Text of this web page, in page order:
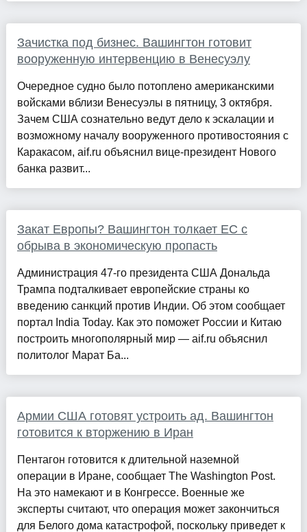
Зачистка под бизнес. Вашингтон готовит
вооруженную интервенцию в Венесуэлу
Очередное судно было потоплено американскими
войсками вблизи Венесуэлы в пятницу, 3 октября.
Зачем США сознательно ведут дело к эскалации и
возможному началу вооруженного противостояния с
Каракасом, aif.ru объяснил вице-президент Нового
банка развит...
Закат Европы? Вашингтон толкает ЕС с
обрыва в экономическую пропасть
Администрация 47-го президента США Дональда
Трампа подталкивает европейские страны ко
введению санкций против Индии. Об этом сообщает
портал India Today. Как это поможет России и Китаю
построить многополярный мир — aif.ru объяснил
политолог Марат Ба...
Армии США готовят устроить ад. Вашингтон
готовится к вторжению в Иран
Пентагон готовится к длительной наземной
операции в Иране, сообщает The Washington Post.
На это намекают и в Конгрессе. Военные же
эксперты считают, что операция может закончиться
для Белого дома катастрофой, поскольку приведет к